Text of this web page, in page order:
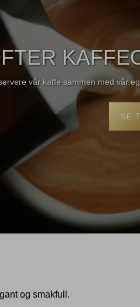
vår kaffe sammen med vår
SE
og smakfull.